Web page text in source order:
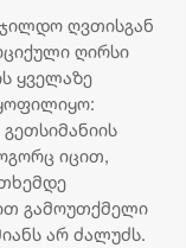
ღვთისგან
ღირსი
ყველაზე
იცით,
გამოუთქმელი
არ ძალუძს.